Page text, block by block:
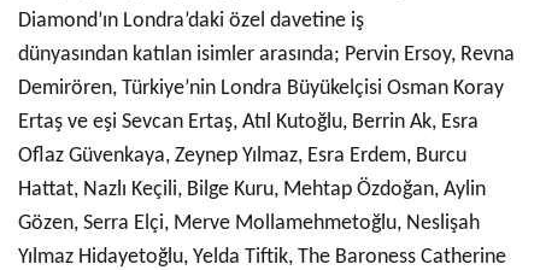
Diamond’ın Londra’daki özel davetine iş
dünyasından katılan isimler arasında; Pervin Ersoy, Revna
Demirören, Türkiye’nin Londra Büyükelçisi Osman Koray
Ertaş ve eşi Sevcan Ertaş, Atıl Kutoğlu, Berrin Ak, Esra
Oflaz Güvenkaya, Zeynep Yılmaz, Esra Erdem, Burcu
Hattat, Nazlı Keçili, Bilge Kuru, Mehtap Özdoğan, Aylin
Gözen, Serra Elçi, Merve Mollamehmetoğlu, Neslişah
Yılmaz Hidayetoğlu, Yelda Tiftik, The Baroness Catherine